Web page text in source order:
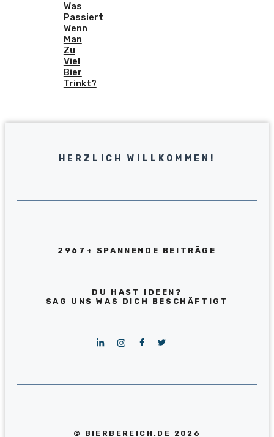
Was
Passiert
Wenn
Man
Zu
Viel
Bier
Trinkt?
HERZLICH WILLKOMMEN!
2967+ SPANNENDE BEITRÄGE
DU HAST IDEEN?
SAG UNS WAS DICH BESCHÄFTIGT
© BIERBEREICH.DE 2026